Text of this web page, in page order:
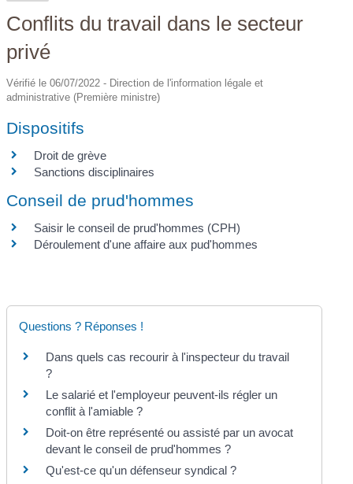
Conflits du travail dans le secteur
privé
Vérifié le 06/07/2022 - Direction de l'information légale et
administrative (Première ministre)
Dispositifs
Droit de grève
Sanctions disciplinaires
Conseil de prud'hommes
Saisir le conseil de prud'hommes (CPH)
Déroulement d'une affaire aux pud'hommes
Questions ? Réponses !
Dans quels cas recourir à l'inspecteur du travail
?
Le salarié et l'employeur peuvent-ils régler un
conflit à l'amiable ?
Doit-on être représenté ou assisté par un avocat
devant le conseil de prud'hommes ?
Qu'est-ce qu'un défenseur syndical ?